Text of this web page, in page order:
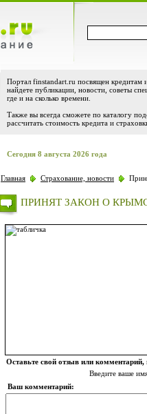
Портал finstandart.ru посвящен кредитам
найдете публикации, новости, советы
где и на сколько времени.
Также вы всегда сможете по каталогу
рассчитать стоимость кредита и
Сегодня 8 августа 2026 года
Главная Страхование, новости
ПРИНЯТ ЗАКОН О
Оставьте свой отзыв или комментарий,
Введите ваше
Ваш комментарий: